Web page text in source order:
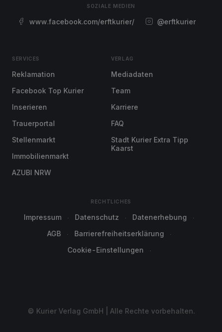
SOZIALE MEDIEN
www.facebook.com/erftkurier/ @erftkurier
SERVICES
Reklamation
Facebook Top Kurier
Inserieren
Trauerportal
Stellenmarkt
Immobilienmarkt
AZUBI NRW
VERLAG
Mediadaten
Team
Karriere
FAQ
Stadt Kurier Extra Tipp
Kaarst
RECHTLICHES
Impressum Datenschutz
Datenerhebung
AGB
Barrierefreiheitserklärung
Cookie-Einstellungen
© Kurier Verlag GmbH | Alle Rechte vorbehalten.